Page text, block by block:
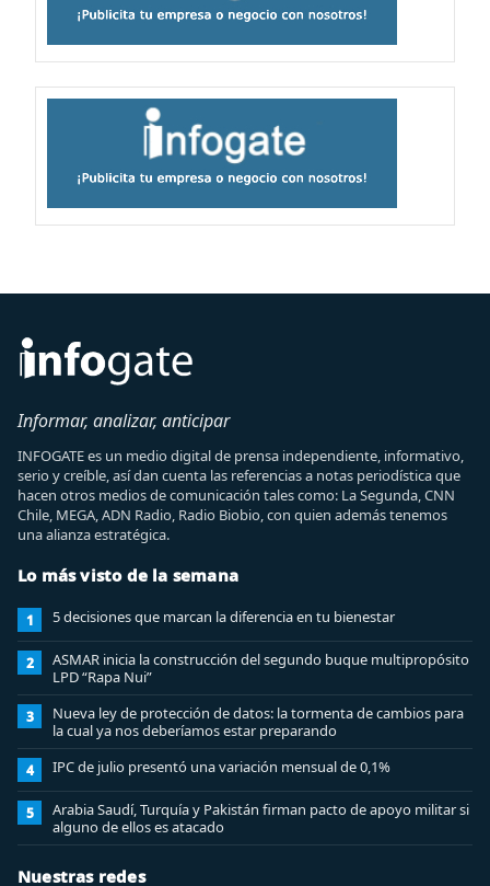
Informar, analizar, anticipar
INFOGATE es un medio digital de prensa independiente, informativo,
serio y creíble, así dan cuenta las referencias a notas periodística que
hacen otros medios de comunicación tales como: La Segunda, CNN
Chile, MEGA, ADN Radio, Radio Biobio, con quien además tenemos
una alianza estratégica.
Lo más visto de la semana
1 5 decisiones que marcan la diferencia en tu bienestar
2
ASMAR inicia la construcción del segundo buque multipropósito
LPD “Rapa Nui”
3
Nueva ley de protección de datos: la tormenta de cambios para
la cual ya nos deberíamos estar preparando
4 IPC de julio presentó una variación mensual de 0,1%
5
Arabia Saudí, Turquía y Pakistán firman pacto de apoyo militar si
alguno de ellos es atacado
Nuestras redes